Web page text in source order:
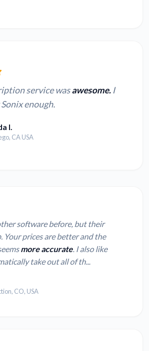
service wasawesome. I
enough.
I.
CA USA
software before, but their
Your prices are better and the
more accurate. I also like
take out all of th...
CO, USA